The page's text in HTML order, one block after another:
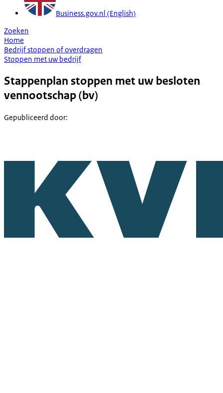
Business.gov.nl (English)
Zoeken
Home
Bedrijf stoppen of overdragen
Stoppen met uw bedrijf
Stappenplan stoppen met uw besloten
vennootschap (bv)
Gepubliceerd door: